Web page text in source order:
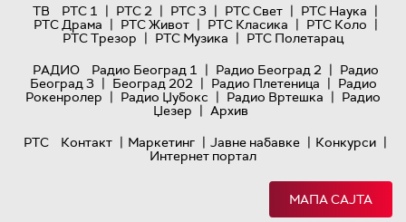
ТВ
РТС 1 | РТС 2 | РТС 3 | РТС Свет | РТС Наука |
РТС Драма | РТС Живот | РТС Класика | РТС Коло |
РТС Трезор | РТС Музика | РТС Полетарац
РАДИО
Радио Београд 1 | Радио Београд 2 | Радио
Београд 3 | Београд 202 | Радио Плетеница | Радио
Рокенролер | Радио Џубокс | Радио Вртешка | Радио
Џезер | Архив
РТС
Контакт | Маркетинг | Јавне набавке | Конкурси |
Интернет портал
МАПА САЈТА